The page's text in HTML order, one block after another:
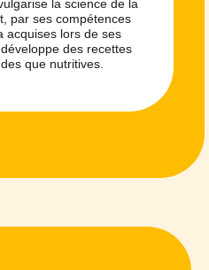
la science de la
par ses compétences
acquises lors de ses
des recettes
que nutritives.